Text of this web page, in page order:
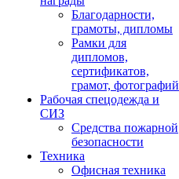
Благодарности,
грамоты, дипломы
Рамки для
дипломов,
сертификатов,
грамот, фотографий
Рабочая спецодежда и
СИЗ
Средства пожарной
безопасности
Техника
Офисная техника